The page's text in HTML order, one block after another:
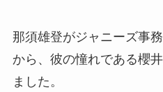
那須雄登がジャニーズ事
から、彼の憧れである櫻
ました。